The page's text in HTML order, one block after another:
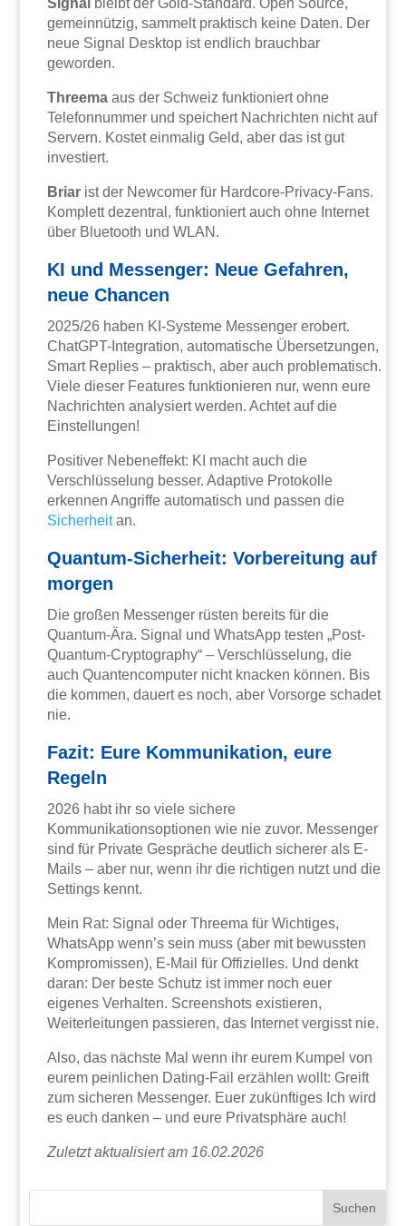
Signal bleibt der Gold-Standard. Open Source,
gemeinnützig, sammelt praktisch keine Daten. Der
neue Signal Desktop ist endlich brauchbar
geworden.
Threema aus der Schweiz funktioniert ohne
Telefonnummer und speichert Nachrichten nicht auf
Servern. Kostet einmalig Geld, aber das ist gut
investiert.
Briar ist der Newcomer für Hardcore-Privacy-Fans.
Komplett dezentral, funktioniert auch ohne Internet
über Bluetooth und WLAN.
KI und Messenger: Neue Gefahren,
neue Chancen
2025/26 haben KI-Systeme Messenger erobert.
ChatGPT-Integration, automatische Übersetzungen,
Smart Replies – praktisch, aber auch problematisch.
Viele dieser Features funktionieren nur, wenn eure
Nachrichten analysiert werden. Achtet auf die
Einstellungen!
Positiver Nebeneffekt: KI macht auch die
Verschlüsselung besser. Adaptive Protokolle
erkennen Angriffe automatisch und passen die
Sicherheitan.
Quantum-Sicherheit: Vorbereitung auf
morgen
Die großen Messenger rüsten bereits für die
Quantum-Ära. Signal und WhatsApp testen „Post-
Quantum-Cryptography“ – Verschlüsselung, die
auch Quantencomputer nicht knacken können. Bis
die kommen, dauert es noch, aber Vorsorge schadet
nie.
Fazit: Eure Kommunikation, eure
Regeln
2026 habt ihr so viele sichere
Kommunikationsoptionen wie nie zuvor. Messenger
sind für Private Gespräche deutlich sicherer als E-
Mails – aber nur, wenn ihr die richtigen nutzt und die
Settings kennt.
Mein Rat: Signal oder Threema für Wichtiges,
WhatsApp wenn’s sein muss (aber mit bewussten
Kompromissen), E-Mail für Offizielles. Und denkt
daran: Der beste Schutz ist immer noch euer
eigenes Verhalten. Screenshots existieren,
Weiterleitungen passieren, das Internet vergisst nie.
Also, das nächste Mal wenn ihr eurem Kumpel von
eurem peinlichen Dating-Fail erzählen wollt: Greift
zum sicheren Messenger. Euer zukünftiges Ich wird
es euch danken – und eure Privatsphäre auch!
Zuletzt aktualisiert am 16.02.2026